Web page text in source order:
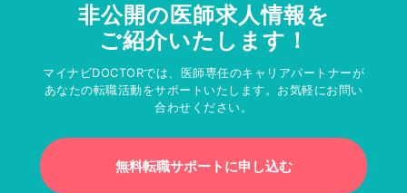
非公開の医師求人情報を
ご紹介いたします！
マイナビDOCTORでは、医師専任のキャリアパートナーが
あなたの転職活動をサポートいたします。お気軽にお問い
合わせください。
無料転職サポートに申し込む